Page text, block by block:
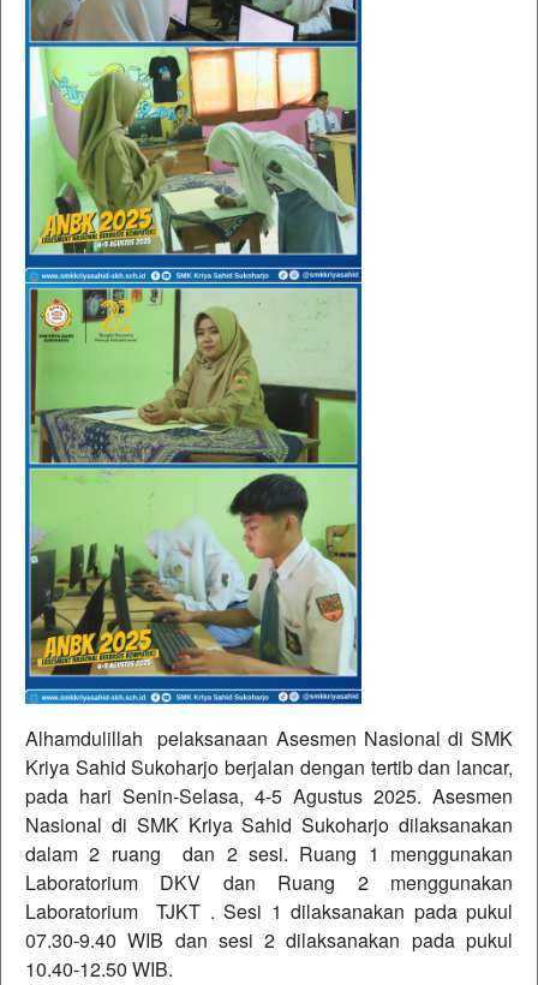
Alhamdulillah pelaksanaan Asesmen Nasional di SMK
Kriya Sahid Sukoharjo berjalan dengan tertib dan lancar,
pada hari Senin-Selasa, 4-5 Agustus 2025. Asesmen
Nasional di SMK Kriya Sahid Sukoharjo dilaksanakan
dalam 2 ruang dan 2 sesi. Ruang 1 menggunakan
Laboratorium DKV dan Ruang 2 menggunakan
Laboratorium TJKT . Sesi 1 dilaksanakan pada pukul
07.30-9.40 WIB dan sesi 2 dilaksanakan pada pukul
10.40-12.50 WIB.